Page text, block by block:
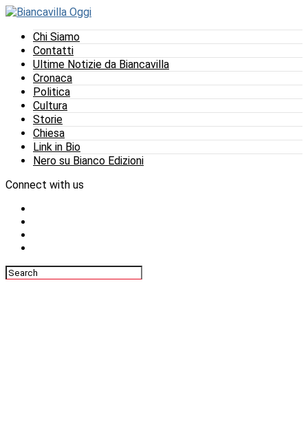
Chi Siamo
Contatti
Ultime Notizie da Biancavilla
Cronaca
Politica
Cultura
Storie
Chiesa
Link in Bio
Nero su Bianco Edizioni
Connect with us